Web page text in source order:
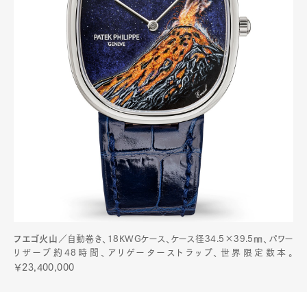
フエゴ火山 ／自動巻き、18KWGケース、ケース径34.5×39.5㎜、パワー
リザーブ約48時間、アリゲーターストラップ、世界限定数本。
￥23,400,000